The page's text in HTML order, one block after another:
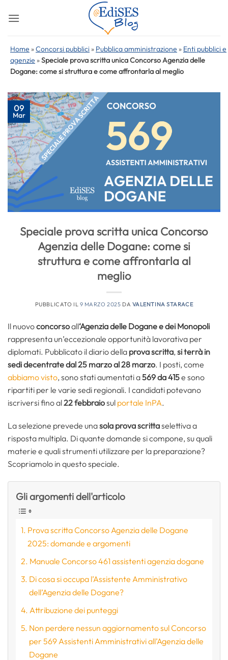
Home »Concorsi pubblici » Pubblica amministrazione » Enti pubblici e
agenzie »Speciale prova scritta unica Concorso Agenzia delle
Dogane: come si struttura e come affrontarla al meglio
09
Mar
Speciale prova scritta unica Concorso
Agenzia delle Dogane: come si
struttura e come affrontarla al
meglio
PUBBLICATO IL 9 MARZO 2025 DA VALENTINA STARACE
Il nuovoconcorsoall‘Agenzia delle Dogane e dei Monopoli
rappresenta un’eccezionale opportunità lavorativa per
diplomati. Pubblicato il diario della prova scritta, si terrà in
sedi decentrate dal 25 marzo al 28 marzo. I posti, come
abbiamo visto, sono stati aumentati a569 da 415e sono
ripartiti per le varie sedi regionali. I candidati potevano
iscriversi fino al22 febbraiosul portale InPA.
La selezione prevede unasola prova scrittaselettiva a
risposta multipla. Di quante domande si compone, su quali
materie e quali strumenti utilizzare per la preparazione?
Scopriamolo in questo speciale.
Gli argomenti dell'articolo
Prova scritta Concorso Agenzia delle Dogane
2025: domande e argomenti
Manuale Concorso 461 assistenti agenzia dogane
Di cosa si occupa l’Assistente Amministrativo
dell’Agenzia delle Dogane?
Attribuzione dei punteggi
Non perdere nessun aggiornamento sul Concorso
per 569 Assistenti Amministrativi all’Agenzia delle
Dogane